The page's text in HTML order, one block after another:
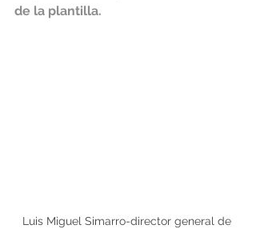
de la plantilla.
Luis Miguel Simarro-director general de